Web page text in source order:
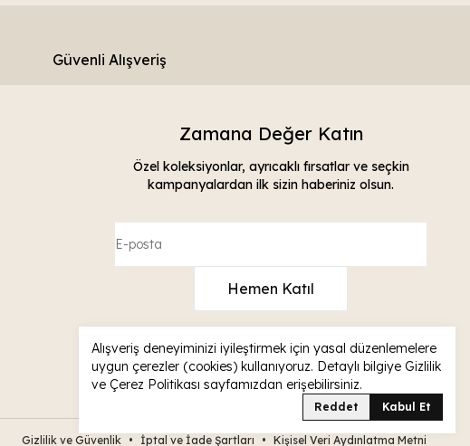
Alışveriş deneyiminizi iyileştirmek için yasal düzenlemelere
uygun çerezler (cookies) kullanıyoruz. Detaylı bilgiye Gizlilik
ve Çerez Politikası sayfamızdan erişebilirsiniz.
Reddet Kabul Et
Güvenli Alışveriş
Zamana Değer Katın
Özel koleksiyonlar, ayrıcaklı fırsatlar ve seçkin
kampanyalardan ilk sizin haberiniz olsun.
Hemen Katıl
info@raymond.com.tr
0530 134 23 32
Sipariş Takip
Gizlilik ve Güvenlik • İptal ve İade Şartları • Kişisel Veri Aydınlatma Metni